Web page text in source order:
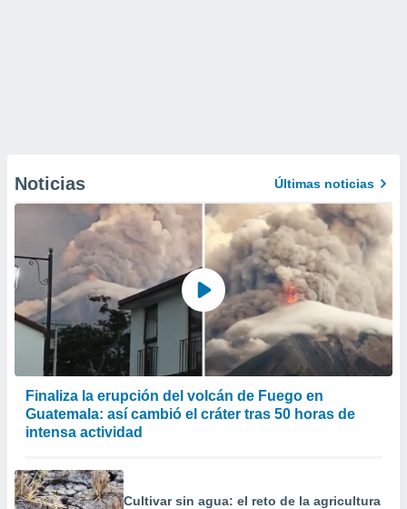
Noticias Últimas noticias
Finaliza la erupción del volcán de Fuego en
Guatemala: así cambió el cráter tras 50 horas de
intensa actividad
Cultivar sin agua: el reto de la agricultura